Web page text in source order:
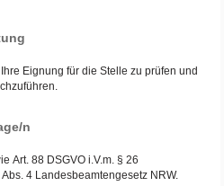
Eignung für die Stelle zu prüfen und
n
Art. 88 DSGVO i.V.m. § 26
4 Landesbeamtengesetz NRW.